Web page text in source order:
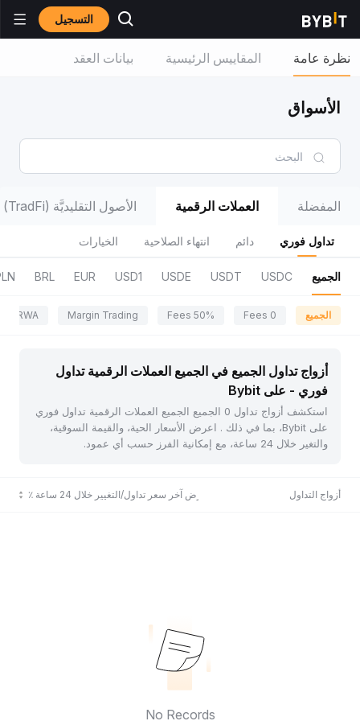
التسجيل
نظرة عامة المقاييس الرئيسية بيانات العقد
الأسواق
المفضلة العملات الرقمية الأصول التقليديَّة (TradFi)
تداول فوري دائم انتهاء الصلاحية الخيارات
الجميع USDC
USDT
USDE
USD1
EUR
BRL
الجميع 0 Fees
50% Fees
Margin Trading
RWA
أزواج تداول الجميع في الجميع العملات الرقمية تداول
فوري - على Bybit
استكشف أزواج تداول 0 الجميع الجميع العملات الرقمية تداول فوري
على Bybit، بما في ذلك . اعرض الأسعار الحية، والقيمة السوقية،
والتغير خلال 24 ساعة، مع إمكانية الفرز حسب أي عمود.
أزواج التداول عرض آخر سعر تداول/التغيير خلال 24 ساعة ٪
No Records